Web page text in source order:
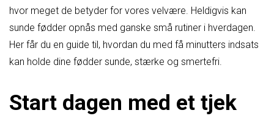
hvor meget de betyder for vores velvære. Heldigvis kan
sunde fødder opnås med ganske små rutiner i hverdagen.
Her får du en guide til, hvordan du med få minutters indsats
kan holde dine fødder sunde, stærke og smertefri.
Start dagen med et tjek